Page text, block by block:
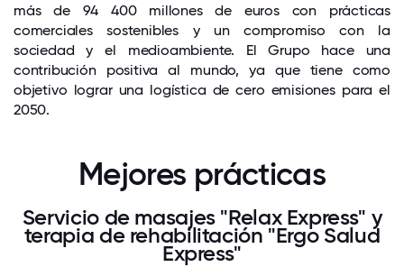
más de 94 400 millones de euros con prácticas
comerciales sostenibles y un compromiso con la
sociedad y el medioambiente. El Grupo hace una
contribución positiva al mundo, ya que tiene como
objetivo lograr una logística de cero emisiones para el
2050.
Mejores prácticas
Servicio de masajes "Relax Express" y
terapia de rehabilitación "Ergo Salud
Express"